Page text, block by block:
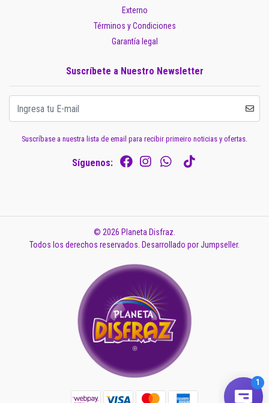
Externo
Términos y Condiciones
Garantía legal
Suscríbete a Nuestro Newsletter
Suscríbase a nuestra lista de email para recibir primeiro noticias y ofertas.
Síguenos:
© 2026 Planeta Disfraz.
Todos los derechos reservados. Desarrollado por Jumpseller.